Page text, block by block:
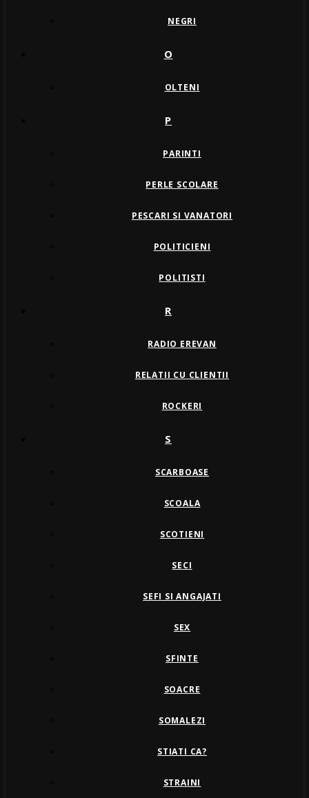
NEGRI
O
OLTENI
P
PARINTI
PERLE SCOLARE
PESCARI SI VANATORI
POLITICIENI
POLITISTI
R
RADIO EREVAN
RELATII CU CLIENTII
ROCKERI
S
SCARBOASE
SCOALA
SCOTIENI
SECI
SEFI SI ANGAJATI
SEX
SFINTE
SOACRE
SOMALEZI
STIATI CA?
STRAINI